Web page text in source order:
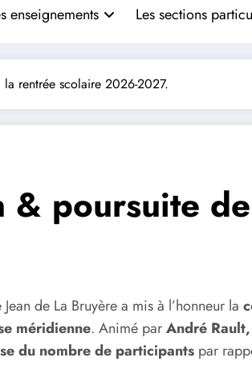
enseignements Les sections
rentrée scolaire 2026-2027.
poursuite
de La Bruyère a mis à l’honneur la
méridienne. Animé parAndré
du nombre de participants par